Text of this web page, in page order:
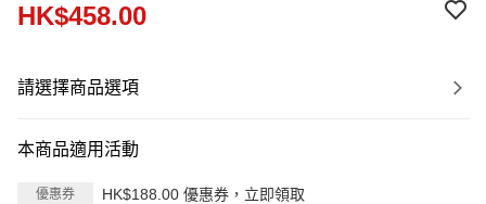
HK$458.00
請選擇商品選項
本商品適用活動
優惠券 HK$188.00 優惠券，立即領取